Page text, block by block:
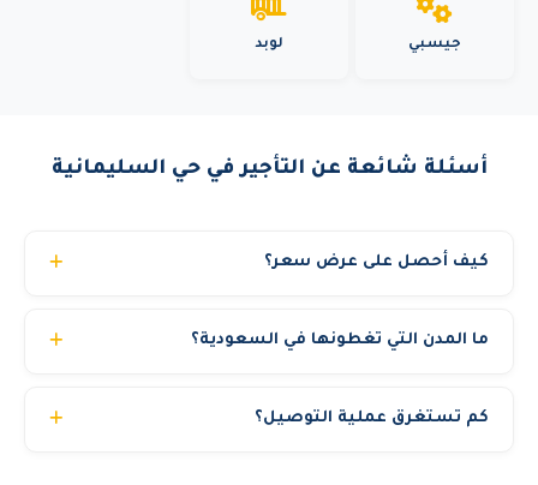
جيسبي لوبد
أسئلة شائعة عن التأجير في حي السليمانية
كيف أحصل على عرض سعر؟
عبر: الاتصال المباشر، واتساب، أو تعبئة نموذج الطلب في
ما المدن التي تغطونها في السعودية؟
ومكة المكرمة والمدينة المنورة والخبر والطائف وتبوك والقصيم
كم تستغرق عملية التوصيل؟